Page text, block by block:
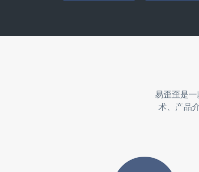
易歪歪是
术、产品